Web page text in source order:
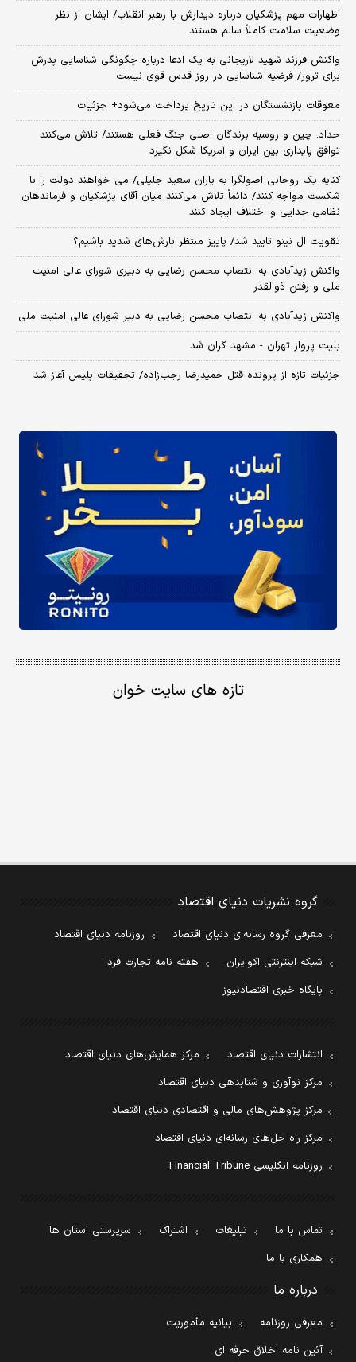
اظهارات مهم پزشکیان درباره دیدارش با رهبر انقلاب/ ایشان از نظر
وضعیت سلامت کاملاً سالم هستند
واکنش فرزند شهید لاریجانی به یک ادعا درباره چگونگی شناسایی پدرش
برای ترور/ فرضیه شناسایی در روز قدس قوی نیست
معوقات بازنشستگان در این تاریخ پرداخت می‌شود+ جزئیات
حداد: چین و روسیه برندگان اصلی جنگ فعلی هستند/ تلاش می‌کنند
توافق پایداری بین ایران و آمریکا شکل نگیرد
کنایه یک روحانی اصولگرا به یاران سعید جلیلی/ می خواهند دولت را با
شکست مواجه کنند/ دائماً تلاش می‌کنند میان آقای پزشکیان و فرماندهان
نظامی جدایی و اختلاف ایجاد کنند
تقویت ال نینو تایید شد/ پاییز منتظر بارش‌های شدید باشیم؟
واکنش زیدآبادی به انتصاب محسن رضایی به دبیری شورای عالی امنیت
ملی و رفتن ذوالقدر
واکنش زیدآبادی به انتصاب محسن رضایی به دبیر شورای عالی امنیت ملی
بلیت پرواز تهران - مشهد گران شد
جزئیات تازه از پرونده قتل حمیدرضا رجب‌زاده/ تحقیقات پلیس آغاز شد
تازه های سایت خوان
گروه نشریات دنیای اقتصاد
معرفی گروه رسانه‌ای دنیای اقتصاد
روزنامه دنیای اقتصاد
شبکه اینترنتی اکوایران
هفته نامه تجارت فردا
پایگاه خبری اقتصادنیوز
انتشارات دنیای اقتصاد
مرکز همایش‌های دنیای اقتصاد
مرکز نوآوری و شتابدهی دنیای اقتصاد
مرکز پژوهش‌های مالی و اقتصادی دنیای اقتصاد
مرکز راه حل‌های رسانه‌ای دنیای اقتصاد
روزنامه انگلیسی Financial Tribune
تماس با ما تبلیغات اشتراک
سرپرستی استان ها
همکاری با ما
درباره ما
معرفی روزنامه
بیانیه مأموریت
آئین نامه اخلاق حرفه ای